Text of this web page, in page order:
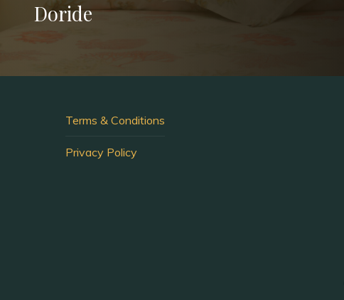
Doride
Terms & Conditions
Privacy Policy